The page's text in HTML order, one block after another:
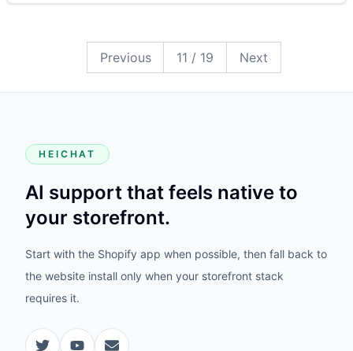
Previous 11 / 19 Next19
HEICHAT
AI support that feels native to
your storefront.
Start with the Shopify app when possible, then fall back to
the website install only when your storefront stack
requires it.